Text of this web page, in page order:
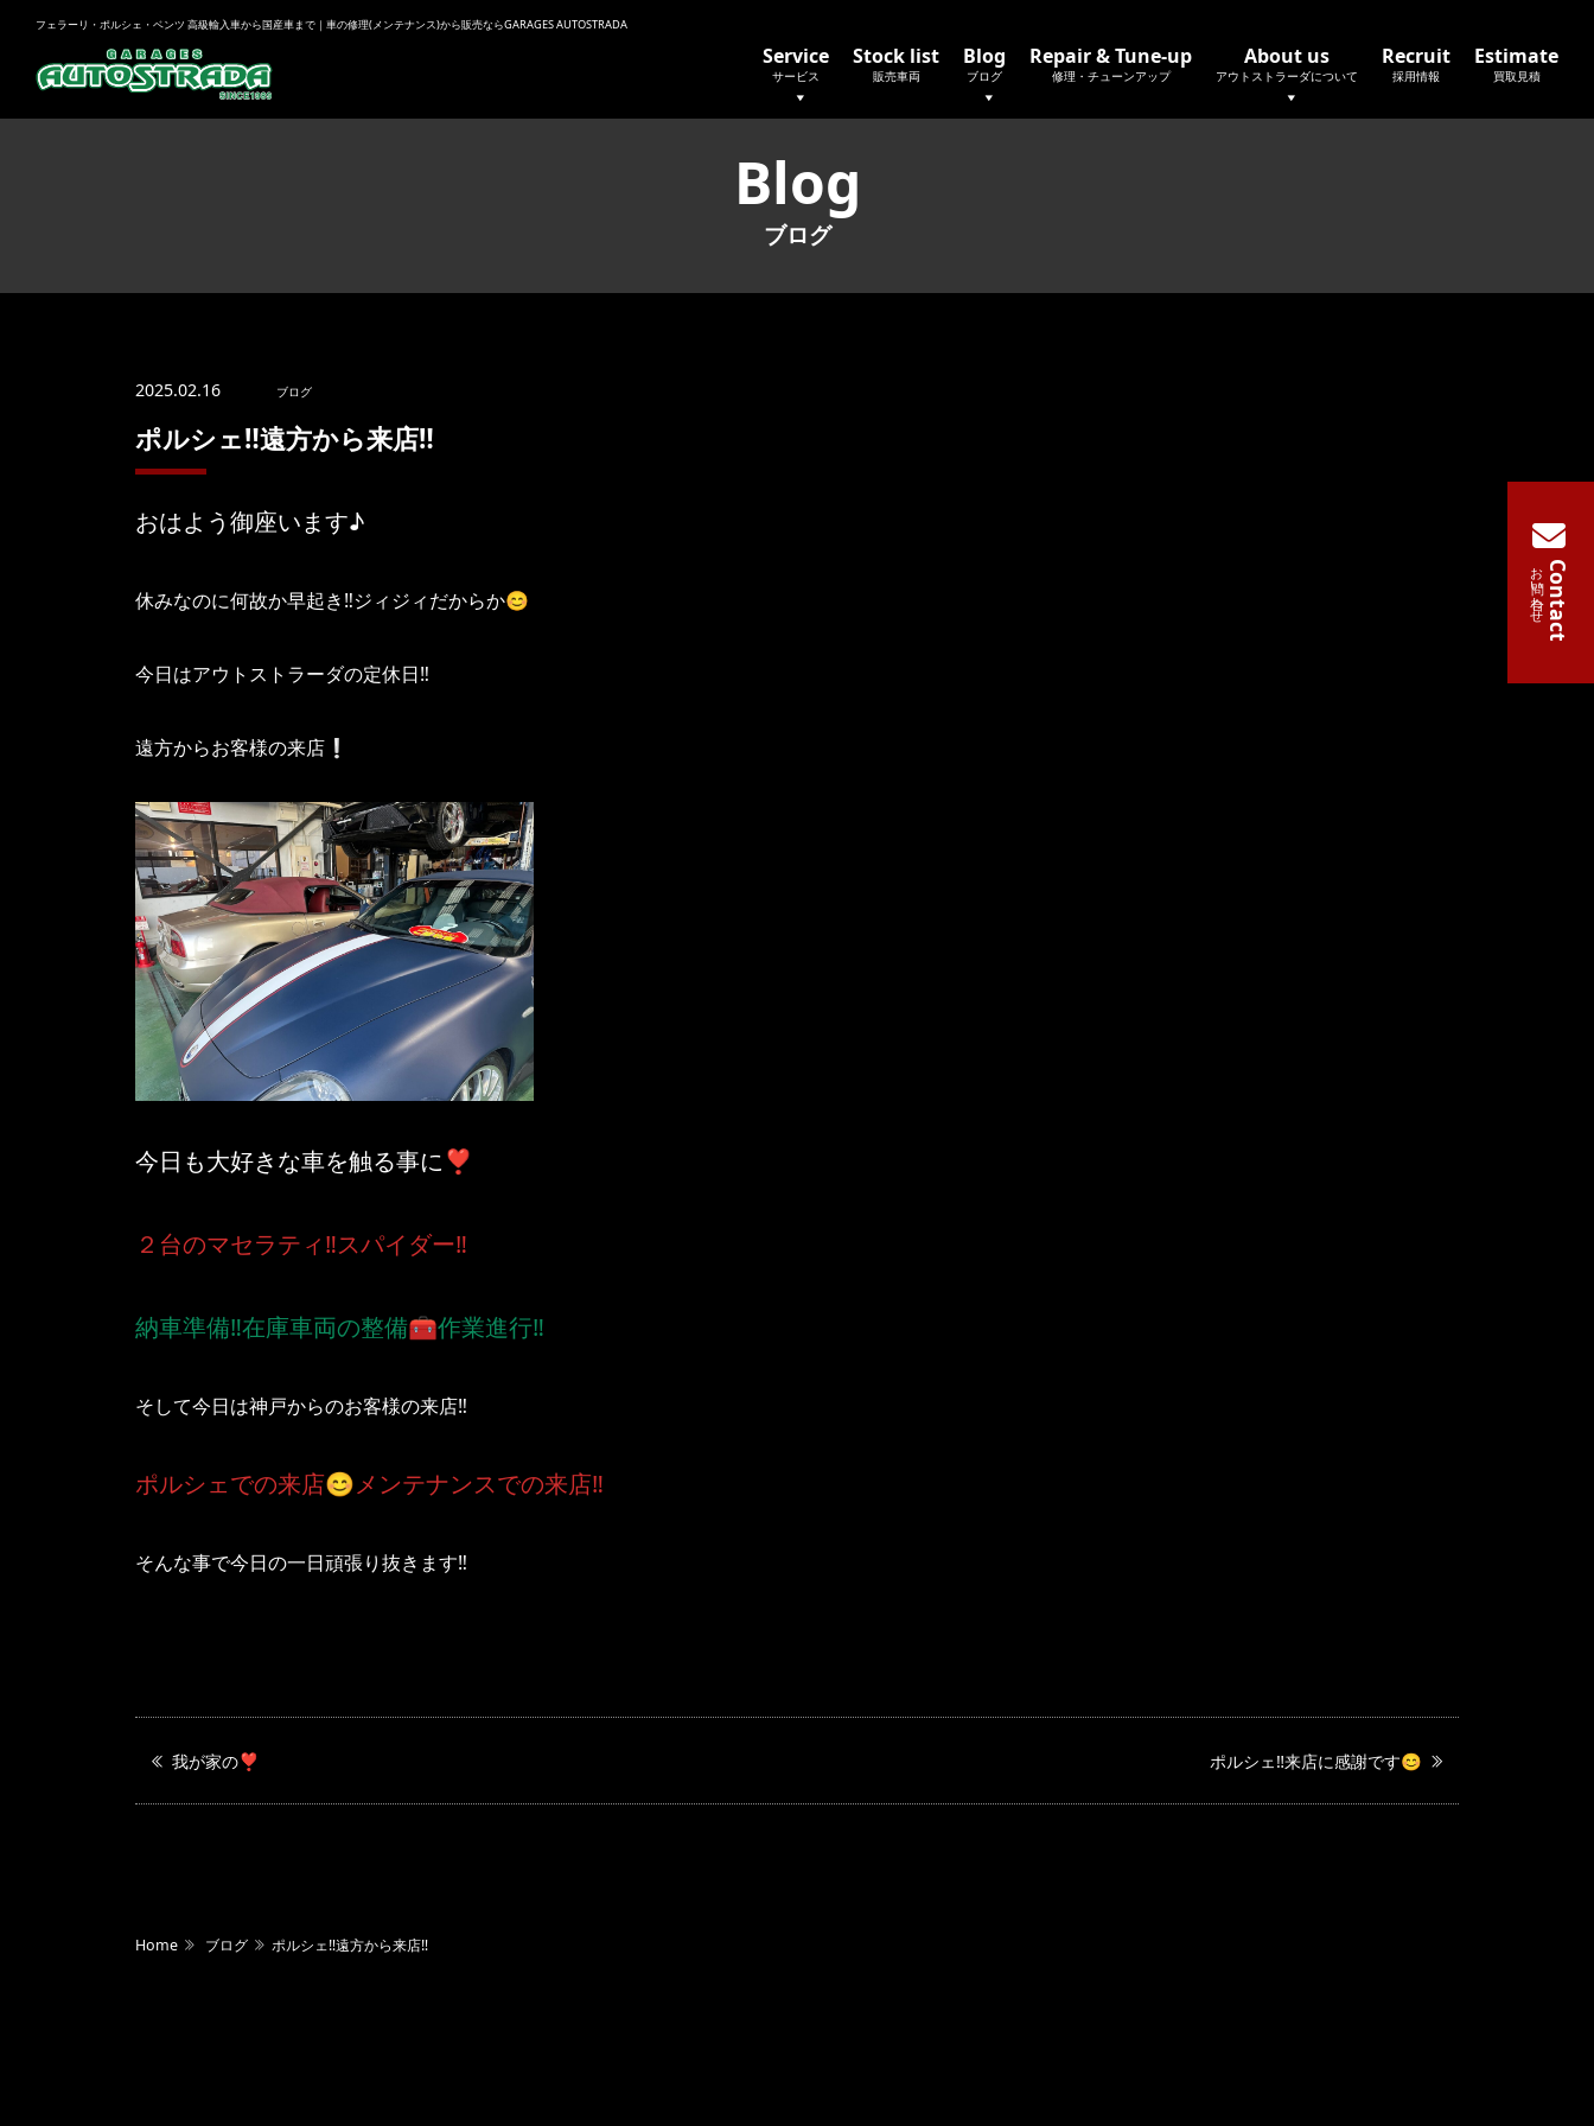
フェラーリ・ポルシェ・ベンツ 高級輸入車から国産車まで｜車の修理(メンテナンス)から販売ならGARAGES AUTOSTRADA
Service
サービス
Stock list
販売車両
Blog
ブログ
Repair & Tune-up
修理・チューンアップ
About us
アウトストラーダについて
Recruit
採用情報
Estimate
買取見積
Contact
お問い合わせ
Blog
ブログ
2025.02.16 ブログ
ポルシェ‼️遠方から来店‼️
おはよう御座います♪
休みなのに何故か早起き‼️ジィジィだからか😊
今日はアウトストラーダの定休日‼️
遠方からお客様の来店❕
今日も大好きな車を触る事に❣️
２台のマセラティ‼️スパイダー‼️
納車準備‼️在庫車両の整備🧰作業進行‼️
そして今日は神戸からのお客様の来店‼️
ポルシェでの来店😊メンテナンスでの来店‼️
そんな事で今日の一日頑張り抜きます‼️
我が家の❣️ ポルシェ‼️来店に感謝です😊
Home ブログ ポルシェ‼️遠方から来店‼️